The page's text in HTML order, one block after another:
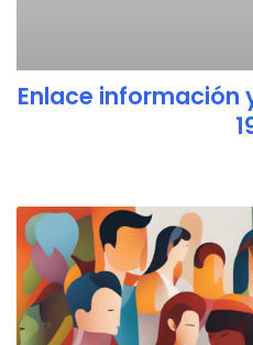
Enlace información